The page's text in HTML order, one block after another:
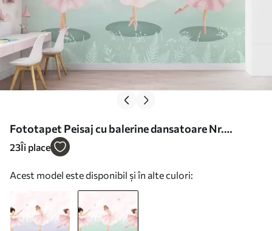
Fototapet Peisaj cu balerine dansatoare Nr.
w03168v2
23Îi place
Acest model este disponibil și în alte culori: